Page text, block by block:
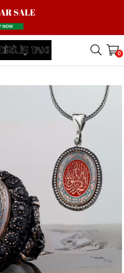
0
Silver Ring and Necklace Combinations
Kombini